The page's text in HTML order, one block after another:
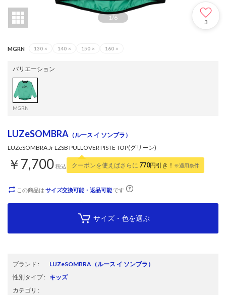
1/6
3
MGRN 130 × 140 × 150 × 160 ×
バリエーション
MGRN
LUZeSOMBRA （ルース イ ソンブラ）
LUZeSOMBRA Jr LZSB PULLOVER PISTE TOP(グリーン)
￥7,700 税込 クーポンを使えばさらに 770円引き！ ※適用条件
この商品は サイズ交換可能・返品可能です
サイズ・色を選ぶ
ブランド : LUZeSOMBRA （ルース イ ソンブラ）
性別タイプ: キッズ
カテゴリ :